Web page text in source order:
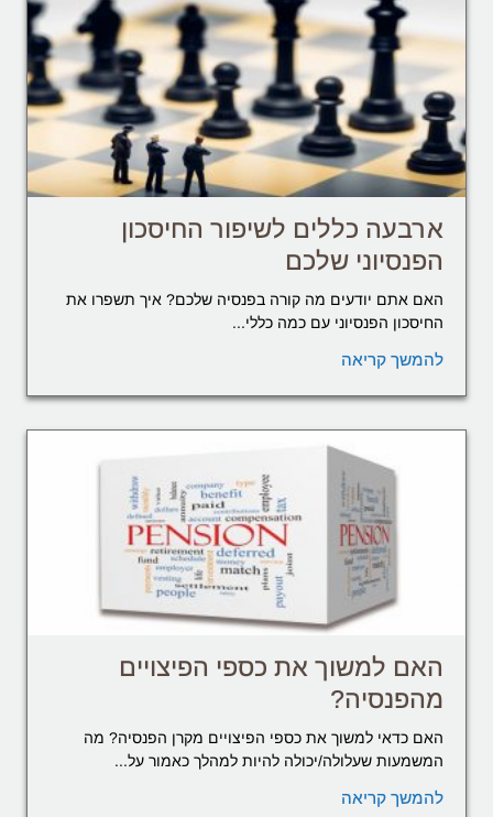
ארבעה כללים לשיפור החיסכון
הפנסיוני שלכם
האם אתם יודעים מה קורה בפנסיה שלכם? איך תשפרו את
החיסכון הפנסיוני עם כמה כללי...
להמשך קריאה
האם למשוך את כספי הפיצויים
מהפנסיה?
האם כדאי למשוך את כספי הפיצויים מקרן הפנסיה? מה
המשמעות שעלולה/יכולה להיות למהלך כאמור על...
להמשך קריאה